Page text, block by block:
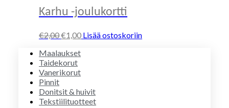
€18,00.€5,00.
Karhu -joulukortti
€2,00Alkuperäinen
oli:
€2,00.
€1,00Nykyinen
Lisää ostoskoriin
Maalaukset
Taidekorut
Vanerikorut
Pinnit
Donitsit & huivit
Tekstiilituotteet